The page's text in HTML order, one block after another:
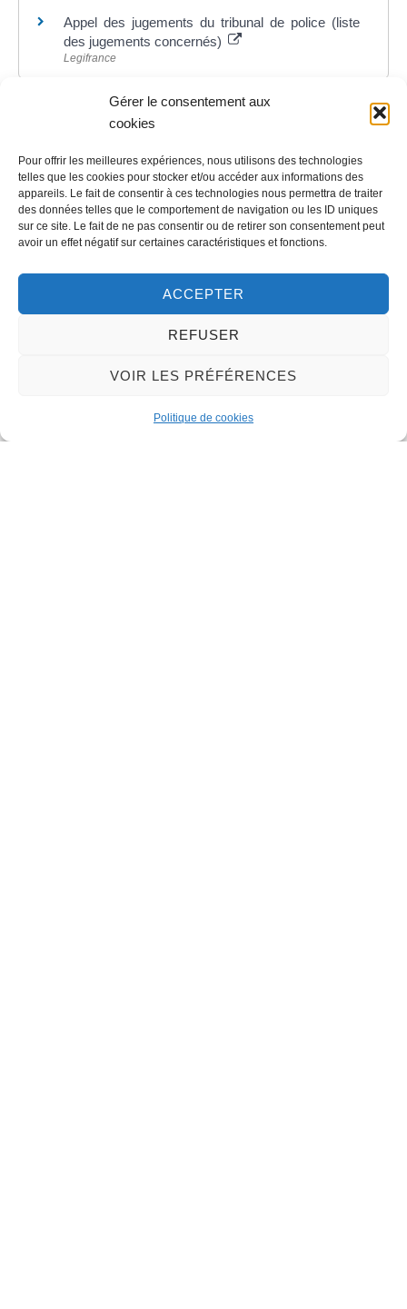
Gérer le consentement aux
cookies
Pour offrir les meilleures expériences, nous utilisons des technologies
telles que les cookies pour stocker et/ou accéder aux informations des
appareils. Le fait de consentir à ces technologies nous permettra de traiter
des données telles que le comportement de navigation ou les ID uniques
sur ce site. Le fait de ne pas consentir ou de retirer son consentement peut
avoir un effet négatif sur certaines caractéristiques et fonctions.
ACCEPTER
REFUSER
VOIR LES PRÉFÉRENCES
Politique de cookies
Contact
LA MAIRIE
32 rue du Général-de-Gaulle
45130 – Meung-sur-Loire
+33 (0)2 38 46 94 94
Appel des jugements du tribunal de police (liste
des jugements concernés)
Legifrance
©Direction de l'information légale et administrative